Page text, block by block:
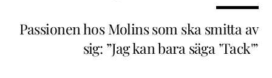
Passionen hos Molins som ska smitta av
sig: ”Jag kan bara säga ’Tack'”